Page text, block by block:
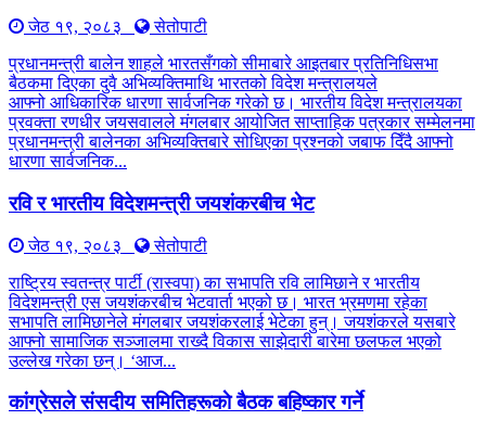
जेठ १९, २०८३
सेतोपाटी
प्रधानमन्त्री बालेन शाहले भारतसँगको सीमाबारे आइतबार प्रतिनिधिसभा
बैठकमा दिएका दुवै अभिव्यक्तिमाथि भारतको विदेश मन्त्रालयले
आफ्नो आधिकारिक धारणा सार्वजनिक गरेको छ। भारतीय विदेश मन्त्रालयका
प्रवक्ता रणधीर जयसवालले मंगलबार आयोजित साप्ताहिक पत्रकार सम्मेलनमा
प्रधानमन्त्री बालेनका अभिव्यक्तिबारे सोधिएका प्रश्नको जबाफ दिँदै आफ्नो
धारणा सार्वजनिक...
रवि र भारतीय विदेशमन्त्री जयशंकरबीच भेट
जेठ १९, २०८३
सेतोपाटी
राष्ट्रिय स्वतन्त्र पार्टी (रास्वपा) का सभापति रवि लामिछाने र भारतीय
विदेशमन्त्री एस जयशंकरबीच भेटवार्ता भएको छ। भारत भ्रमणमा रहेका
सभापति लामिछानेले मंगलबार जयशंकरलाई भेटेका हुन्। जयशंकरले यसबारे
आफ्नो सामाजिक सञ्जालमा राख्दै विकास साझेदारी बारेमा छलफल भएको
उल्लेख गरेका छन्। ‘आज...
कांग्रेसले संसदीय समितिहरूकाे बैठक बहिष्कार गर्ने